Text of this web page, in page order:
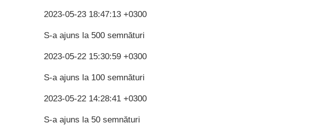
2023-05-23 18:47:13 +0300
S-a ajuns la 500 semnături
2023-05-22 15:30:59 +0300
S-a ajuns la 100 semnături
2023-05-22 14:28:41 +0300
S-a ajuns la 50 semnături